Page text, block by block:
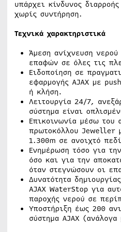
υπάρχει κίνδυνος
χωρίς συντήρηση.
Τεχνικά χαρακτηριστικά
Άμεση ανίχνευση
επαφών σε όλες τις
Ειδοποίηση σε
εφαρμογής ΑJΑX με
ή κλήση.
Λειτουργία 24/7,
σύστημα είναι
Επικοινωνία μέσω του
πρωτοκόλλου Jeweller
1.300m σε ανοιχτό
Ενημέρωση τόσο για
όσο και για την
όταν στεγνώσουν οι
Δυνατότητα
AJAX WaterStop για
παροχής νερού σε
Υποστήριξη έως 200
σύστημα ΑJΑΧ